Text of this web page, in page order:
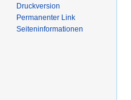
Druckversion
Permanenter Link
Seiten­­informationen